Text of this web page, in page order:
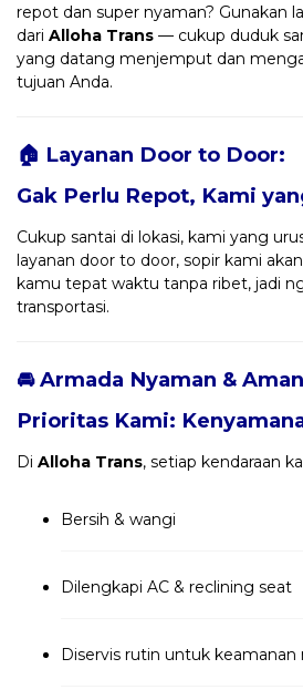
repot dan super nyaman? Gunakan
dari Alloha Trans — cukup duduk
yang datang menjemput dan
tujuan Anda.
🏠 Layanan Door to Door:
Gak Perlu Repot, Kami
Cukup santai di lokasi, kami yang
layanan door to door, sopir kami
kamu tepat waktu tanpa ribet, jadi
transportasi.
🚘 Armada Nyaman & Aman
Prioritas Kami:
Di Alloha Trans, setiap kendaraan
Bersih & wangi
Dilengkapi AC & reclining seat
Diservis rutin untuk keamanan